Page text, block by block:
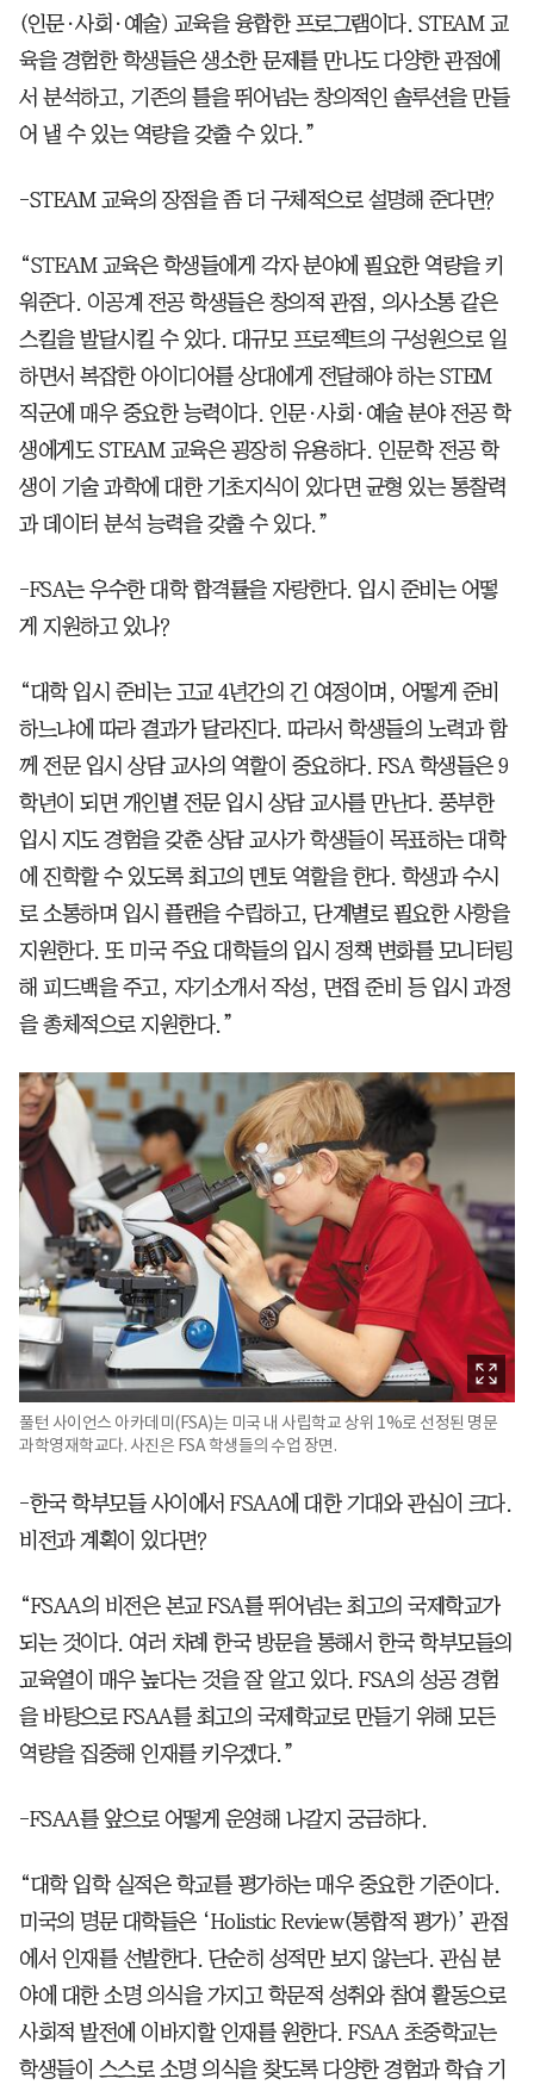
(인문·사회·예술) 교육을 융합한 프로그램이다. STEAM 교
육을 경험한 학생들은 생소한 문제를 만나도 다양한 관점에
서 분석하고, 기존의 틀을 뛰어넘는 창의적인 솔루션을 만들
어 낼 수 있는 역량을 갖출 수 있다.”
-STEAM 교육의 장점을 좀 더 구체적으로 설명해 준다면?
“STEAM 교육은 학생들에게 각자 분야에 필요한 역량을 키
워준다. 이공계 전공 학생들은 창의적 관점, 의사소통 같은
스킬을 발달시킬 수 있다. 대규모 프로젝트의 구성원으로 일
하면서 복잡한 아이디어를 상대에게 전달해야 하는 STEM
직군에 매우 중요한 능력이다. 인문·사회·예술 분야 전공 학
생에게도 STEAM 교육은 굉장히 유용하다. 인문학 전공 학
생이 기술 과학에 대한 기초지식이 있다면 균형 있는 통찰력
과 데이터 분석 능력을 갖출 수 있다.”
-FSA는 우수한 대학 합격률을 자랑한다. 입시 준비는 어떻
게 지원하고 있나?
“대학 입시 준비는 고교 4년간의 긴 여정이며, 어떻게 준비
하느냐에 따라 결과가 달라진다. 따라서 학생들의 노력과 함
께 전문 입시 상담 교사의 역할이 중요하다. FSA 학생들은 9
학년이 되면 개인별 전문 입시 상담 교사를 만난다. 풍부한
입시 지도 경험을 갖춘 상담 교사가 학생들이 목표하는 대학
에 진학할 수 있도록 최고의 멘토 역할을 한다. 학생과 수시
로 소통하며 입시 플랜을 수립하고, 단계별로 필요한 사항을
지원한다. 또 미국 주요 대학들의 입시 정책 변화를 모니터링
해 피드백을 주고, 자기소개서 작성, 면접 준비 등 입시 과정
을 총체적으로 지원한다.”
풀턴 사이언스 아카데미(FSA)는 미국 내 사립학교 상위 1%로 선정된 명문
과학영재학교다. 사진은 FSA 학생들의 수업 장면.
-한국 학부모들 사이에서 FSAA에 대한 기대와 관심이 크다.
비전과 계획이 있다면?
“FSAA의 비전은 본교 FSA를 뛰어넘는 최고의 국제학교가
되는 것이다. 여러 차례 한국 방문을 통해서 한국 학부모들의
교육열이 매우 높다는 것을 잘 알고 있다. FSA의 성공 경험
을 바탕으로 FSAA를 최고의 국제학교로 만들기 위해 모든
역량을 집중해 인재를 키우겠다.”
-FSAA를 앞으로 어떻게 운영해 나갈지 궁금하다.
“대학 입학 실적은 학교를 평가하는 매우 중요한 기준이다.
미국의 명문 대학들은 ‘Holistic Review(통합적 평가)’ 관점
에서 인재를 선발한다. 단순히 성적만 보지 않는다. 관심 분
야에 대한 소명 의식을 가지고 학문적 성취와 참여 활동으로
사회적 발전에 이바지할 인재를 원한다. FSAA 초중학교는
학생들이 스스로 소명 의식을 찾도록 다양한 경험과 학습 기